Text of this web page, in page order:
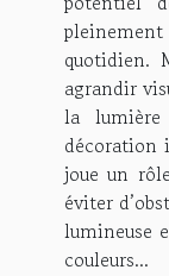
quotidien.
agrandir
la
décoration
joue un
éviter
lumineuse
couleurs...